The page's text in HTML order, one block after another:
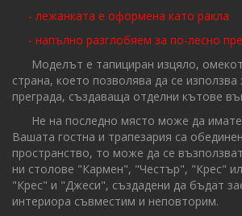
- лежанката е оформена като ракла
- напълно разглобяем за по-лесно
Моделът е тапициран изцяло,
страна, което позволява да се използва
преграда, създаваща отделни кътове
Не на последно място може да имате
Вашата гостна и трапезария са
пространство, то може да се
ни столове "Кармен", "Честър", "Крес"
"Крес" и "Джеси", създадени да бъдат
интериора съвместим и неповторим.